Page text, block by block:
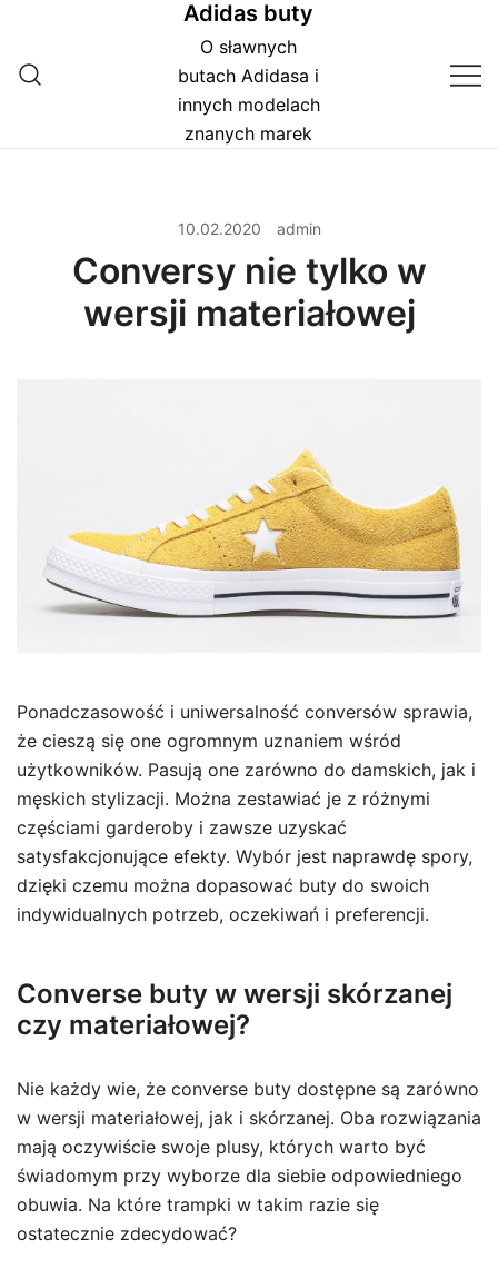
treści
Adidas buty
O sławnych
butach Adidasa i
innych modelach
znanych marek
10.02.2020 admin
Conversy nie tylko w
wersji materiałowej
Ponadczasowość i uniwersalność conversów sprawia,
że cieszą się one ogromnym uznaniem wśród
użytkowników. Pasują one zarówno do damskich, jak i
męskich stylizacji. Można zestawiać je z różnymi
częściami garderoby i zawsze uzyskać
satysfakcjonujące efekty. Wybór jest naprawdę spory,
dzięki czemu można dopasować buty do swoich
indywidualnych potrzeb, oczekiwań i preferencji.
Converse buty w wersji skórzanej
czy materiałowej?
Nie każdy wie, że converse buty dostępne są zarówno
w wersji materiałowej, jak i skórzanej. Oba rozwiązania
mają oczywiście swoje plusy, których warto być
świadomym przy wyborze dla siebie odpowiedniego
obuwia. Na które trampki w takim razie się
ostatecznie zdecydować?